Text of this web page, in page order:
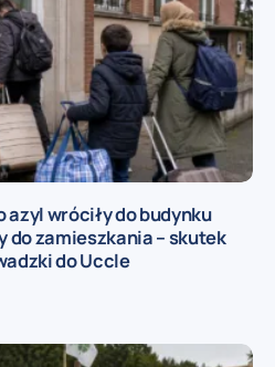
azyl wróciły do budynku
do zamieszkania – skutek
do Uccle